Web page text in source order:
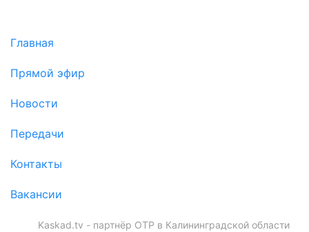
Главная
Прямой эфир
Новости
Передачи
Контакты
Вакансии
Kaskad.tv - партнёр ОТР в Калининградской области